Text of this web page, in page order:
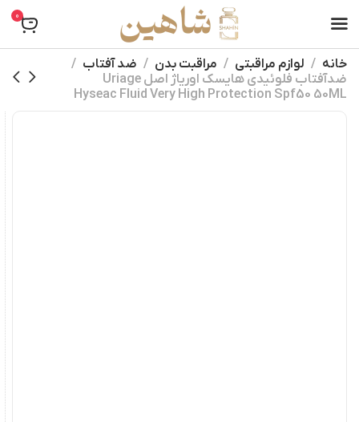
0
خانه لوازم مراقبتی مراقبت بدن
ضد آفتاب
ضدآفتاب فلوئیدی هایسک اوریاژ اصل Uriage
Hyseac Fluid Very High Protection Spf50 50ML